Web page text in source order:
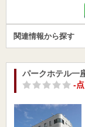
関連情報から探す
パークホテル一
-点